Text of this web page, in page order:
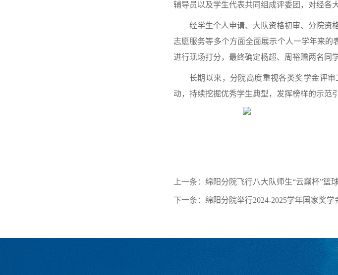
辅导员以及学生代表共同组成评委团，对经各
经学生个人申请、大队资格初审、分院资
志愿服务等多个方面全面展示个人一学年来
进行现场打分，最终确定杨超、周裕赡两名同
长期以来，分院高度重视各类奖学金评
动，持续挖掘优秀学生典型，发挥榜样的示范
上一条：绵阳分院飞行八大队师生“云巅杯”篮
下一条：绵阳分院举行2024-2025学年国家奖学